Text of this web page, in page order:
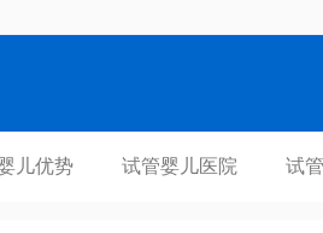
儿优势 试管婴儿医院 试